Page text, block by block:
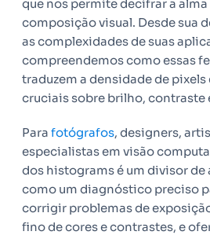
que nos permite decifrar a alma
composição visual. Desde sua
as complexidades de suas
compreendemos como essas
traduzem a densidade de
cruciais sobre brilho, contraste
Para fotógrafos, designers,
especialistas em visão
dos histograms é um divisor de
como um diagnóstico preciso
corrigir problemas de
fino de cores e contrastes, e